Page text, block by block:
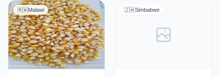
🇲🇼Malawi 🇿🇼Simbabwe